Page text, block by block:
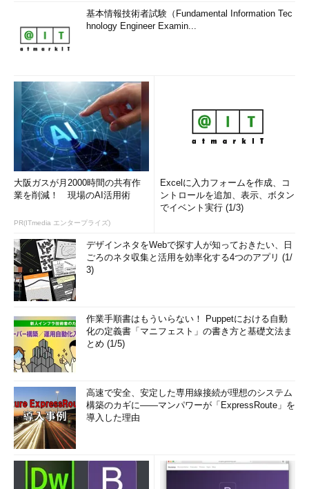
基本情報技術者試験（Fundamental Information Tec
hnology Engineer Examin...
大阪ガスが月2000時間の共有作
業を削減！ 現場のAI活用術
PR(ITmedia エンタープライズ)
Excelに入力フォームを作成、コ
ントロールを追加、表示、ボタン
でイベント実行 (1/3)
デザインネタをWebで探す人が知っておきたい、日
ごろのネタ収集と活用を効率化する4つのアプリ (1/
3)
作業手順書はもういらない！ Puppetにおける自動
化の定義書「マニフェスト」の書き方と基礎文法ま
とめ (1/5)
高速で安全、安定した専用線接続が理想のシステム
構築のカギに――マンパワーが「ExpressRoute」を
導入した理由